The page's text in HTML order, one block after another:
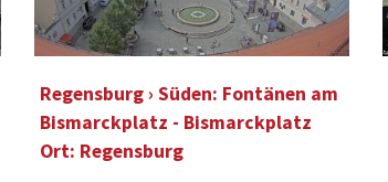
Regensburg › Süden: Fontänen am
Bismarckplatz - Bismarckplatz
Ort: Regensburg